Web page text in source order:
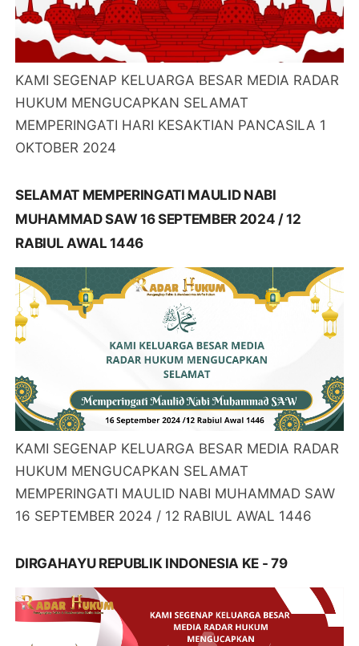
KAMI SEGENAP KELUARGA BESAR MEDIA RADAR
HUKUM MENGUCAPKAN SELAMAT
MEMPERINGATI HARI KESAKTIAN PANCASILA 1
OKTOBER 2024
SELAMAT MEMPERINGATI MAULID NABI
MUHAMMAD SAW 16 SEPTEMBER 2024 / 12
RABIUL AWAL 1446
KAMI SEGENAP KELUARGA BESAR MEDIA RADAR
HUKUM MENGUCAPKAN SELAMAT
MEMPERINGATI MAULID NABI MUHAMMAD SAW
16 SEPTEMBER 2024 / 12 RABIUL AWAL 1446
DIRGAHAYU REPUBLIK INDONESIA KE - 79